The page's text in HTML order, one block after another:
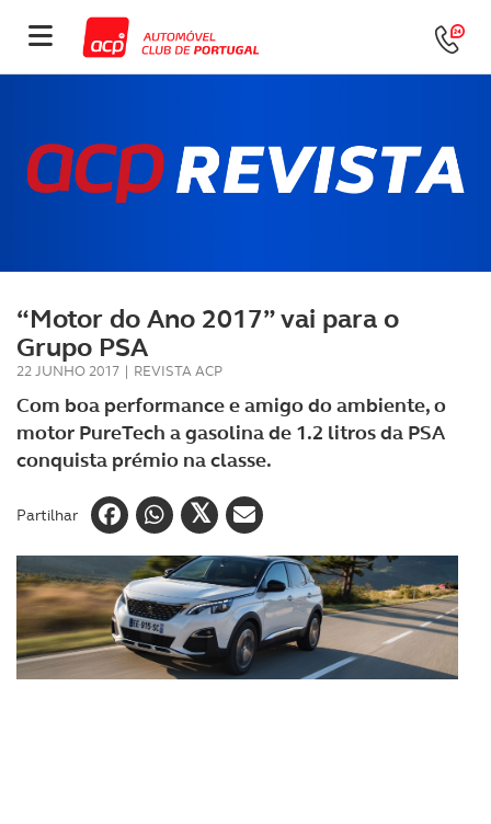
“Motor do Ano 2017” vai para o
Grupo PSA
22 JUNHO 2017 | REVISTA ACP
Com boa performance e amigo do ambiente, o
motor PureTech a gasolina de 1.2 litros da PSA
conquista prémio na classe.
Partilhar